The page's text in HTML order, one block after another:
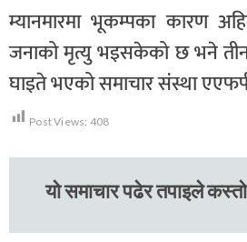
म्यानमारमा भूकम्पका कारण
जनाको मृत्यु भइसकेको छ भने तीन
घाइते भएको समाचार संस्था
Post Views: 408
यो समाचार पढेर तपाइले